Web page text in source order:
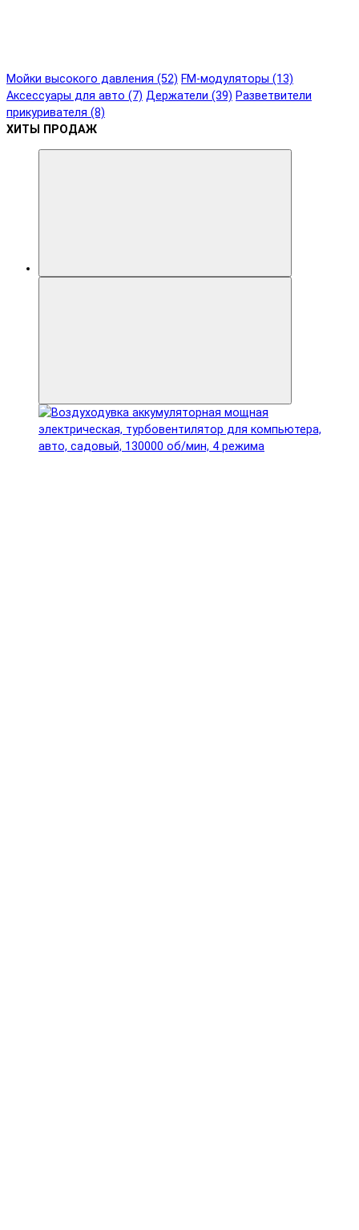
Мойки высокого давления (52) FM-модуляторы (13)
Аксессуары для авто (7) Держатели (39) Разветвители
прикуривателя (8)
ХИТЫ ПРОДАЖ